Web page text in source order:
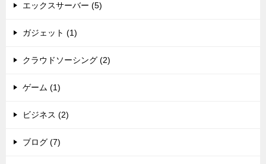
エックスサーバー (5)
ガジェット (1)
クラウドソーシング (2)
ゲーム (1)
ビジネス (2)
ブログ (7)